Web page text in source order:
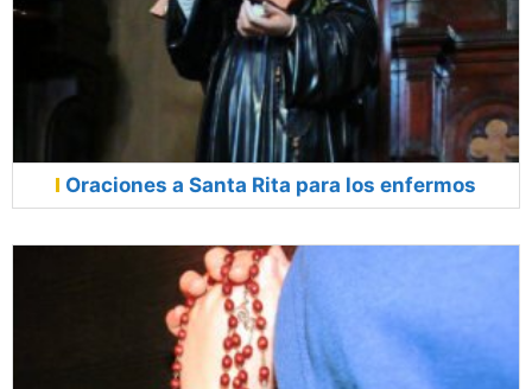
Oraciones a Santa Rita para los enfermos